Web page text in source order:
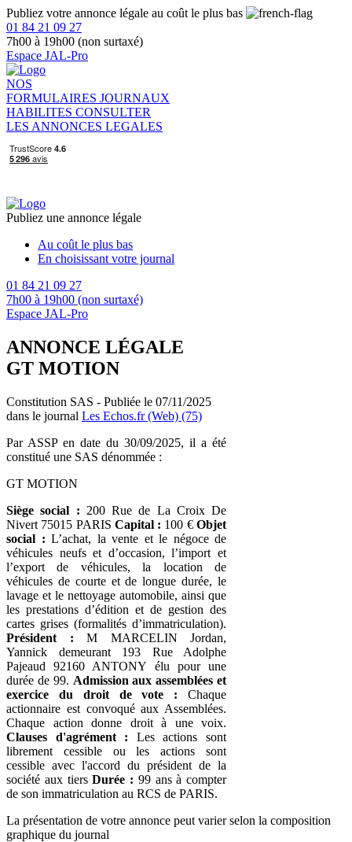
Publiez votre annonce légale au coût le plus bas
01 84 21 09 27
7h00 à 19h00 (non surtaxé)
Espace JAL-Pro
NOS
FORMULAIRES JOURNAUX
HABILITES CONSULTER
LES ANNONCES LEGALES
Publiez une annonce légale
Au coût le plus bas
En choisissant votre journal
01 84 21 09 27
7h00 à 19h00 (non surtaxé)
Espace JAL-Pro
ANNONCE LÉGALE
GT MOTION
Constitution SAS - Publiée le 07/11/2025
dans le journal Les Echos.fr (Web) (75)
Par ASSP en date du 30/09/2025, il a été
constitué une SAS dénommée :
GT MOTION
Siège social : 200 Rue de La Croix De
Nivert 75015 PARIS Capital : 100 €Objet
social : L’achat, la vente et le négoce de
véhicules neufs et d’occasion, l’import et
l’export de véhicules, la location de
véhicules de courte et de longue durée, le
lavage et le nettoyage automobile, ainsi que
les prestations d’édition et de gestion des
cartes grises (formalités d’immatriculation).
Président : M MARCELIN Jordan,
Yannick demeurant 193 Rue Adolphe
Pajeaud 92160 ANTONY élu pour une
durée de 99. Admission aux assemblées et
exercice du droit de vote : Chaque
actionnaire est convoqué aux Assemblées.
Chaque action donne droit à une voix.
Clauses d'agrément : Les actions sont
librement cessible ou les actions sont
cessible avec l'accord du président de la
société aux tiersDurée : 99 ans à compter
de son immatriculation au RCS de PARIS.
La présentation de votre annonce peut varier selon la composition
graphique du journal